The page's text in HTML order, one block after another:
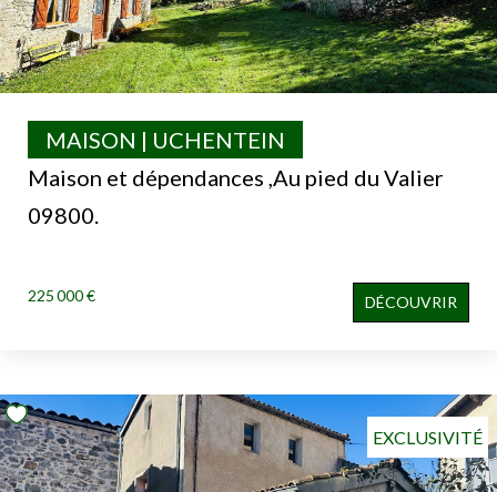
Maison et dépendances ,Au pied du Valier
09800.
MAISON | UCHENTEIN
225 000 € DÉCOUVRIR
EXCLUSIVITÉ